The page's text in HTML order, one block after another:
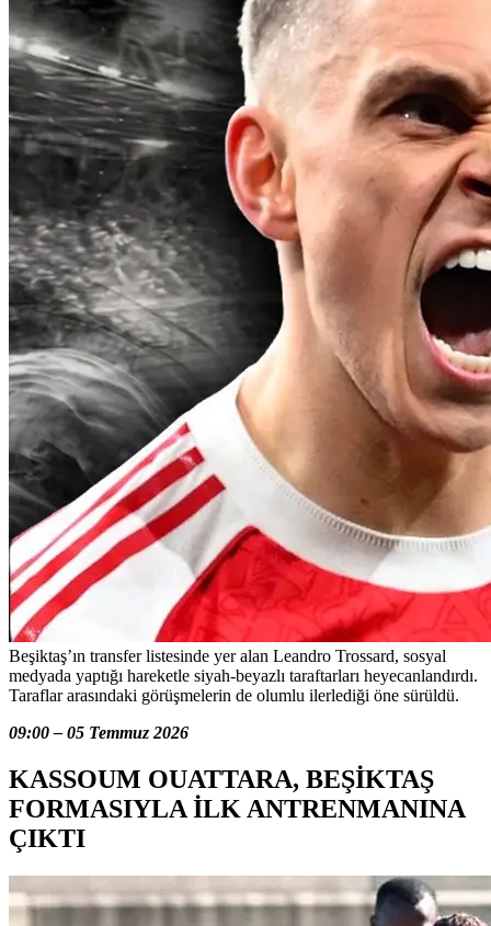
Beşiktaş’ın transfer listesinde yer alan Leandro Trossard, sosyal
medyada yaptığı hareketle siyah-beyazlı taraftarları heyecanlandırdı.
Taraflar arasındaki görüşmelerin de olumlu ilerlediği öne sürüldü.
09:00 – 05 Temmuz 2026
KASSOUM OUATTARA, BEŞİKTAŞ
FORMASIYLA İLK ANTRENMANINA
ÇIKTI